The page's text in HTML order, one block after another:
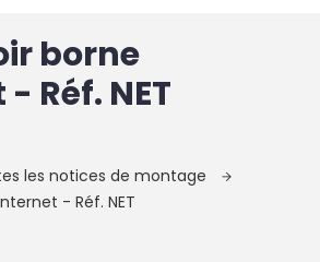
borne
Réf. NET
les notices de montage
- Réf. NET